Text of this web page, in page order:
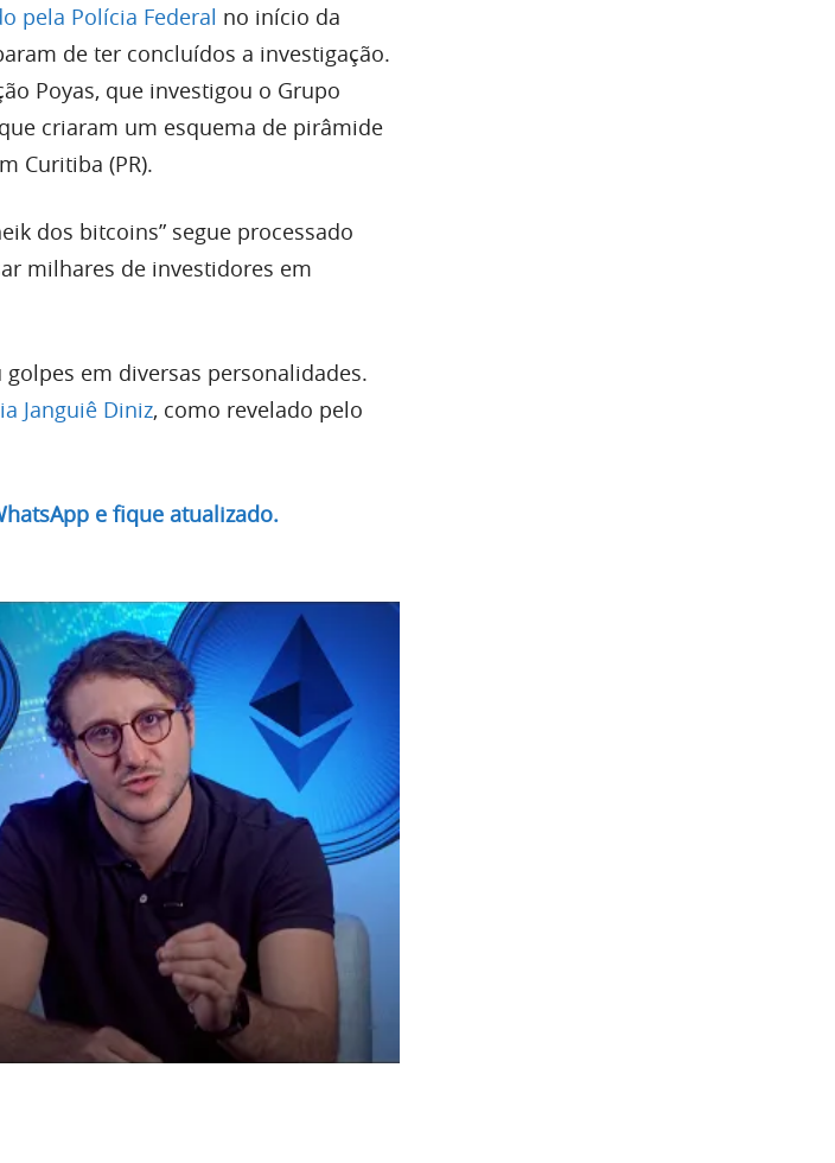
pela Polícia Federal no início da
de ter concluídos a investigação.
Poyas, que investigou o Grupo
criaram um esquema de pirâmide
Curitiba (PR).
dos bitcoins” segue processado
milhares de investidores em
em diversas personalidades.
Janguiê Diniz, como revelado pelo
e fique atualizado.